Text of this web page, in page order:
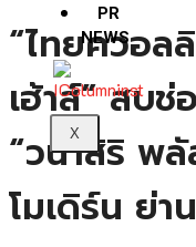
PR
NEWS
X
“ไทยควอ
เฮ้าส์” สบช่
“วนาสิริ พ
โมเดิร์น ย่